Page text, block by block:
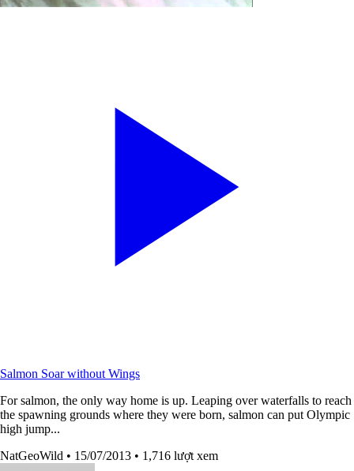
Salmon Soar without Wings
For salmon, the only way home is up. Leaping over waterfalls to reach
the spawning grounds where they were born, salmon can put Olympic
high jump...
NatGeoWild • 15/07/2013 • 1,716 lượt xem